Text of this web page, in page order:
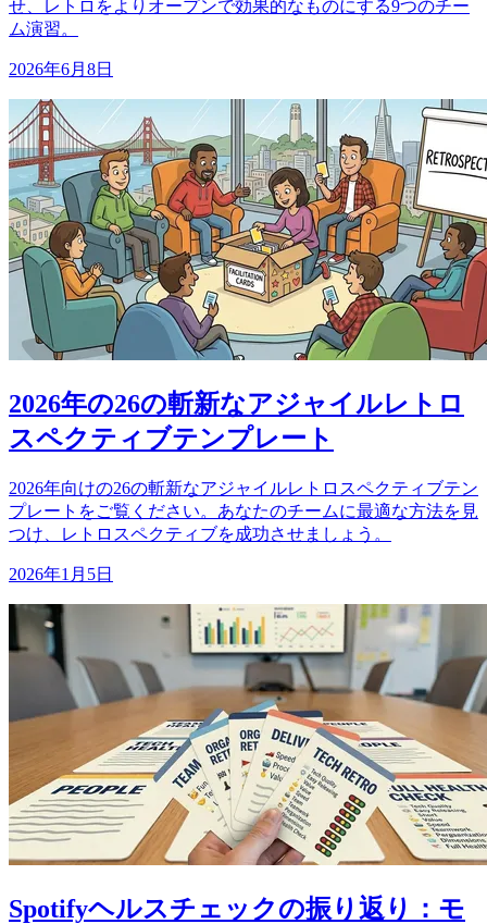
せ、レトロをよりオープンで効果的なものにする9つのチー
ム演習。
2026年6月8日
2026年の26の斬新なアジャイルレトロ
スペクティブテンプレート
2026年向けの26の斬新なアジャイルレトロスペクティブテン
プレートをご覧ください。あなたのチームに最適な方法を見
つけ、レトロスペクティブを成功させましょう。
2026年1月5日
Spotifyヘルスチェックの振り返り：モ